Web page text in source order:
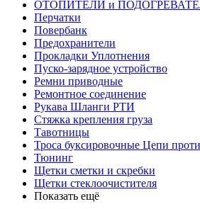
ОТОПИТЕЛИ и
Перчатки
Повербанк
Предохранители
Прокладки Уплотнения
Пуско-зарядное устройство
Ремни приводные
Ремонтное соединение
Рукава Шланги РТИ
Стяжка крепления груза
Тавотницы
Троса буксировочные Цепи
Тюнинг
Щетки сметки и скребки
Щетки стеклоочистителя
Показать ещё